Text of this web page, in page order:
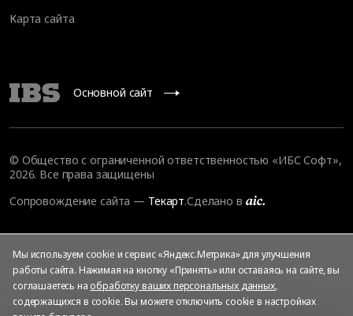
Карта сайта
Основной сайт
© Общество с ограниченной ответственностью «ИБС Софт»,
2026. Все права защищены
Сопровождение сайта — Текарт.Сделано в
Мы используем cookie и сервис «Яндекс.Метрика» для улучшения
работы сайта. Нажимая на кнопку «Принять» или оставаясь на сайте, вы
соглашаетесь на обработку ваших персональных данных,
содержащихся в cookie. Вы можете отключить cookie в настройках